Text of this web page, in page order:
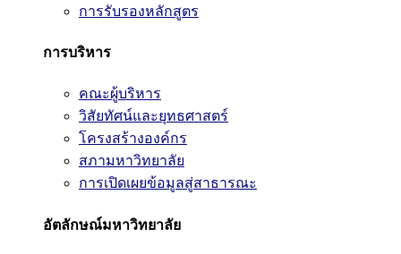
การรับรองหลักสูตร
การบริหาร
คณะผู้บริหาร
วิสัยทัศน์และยุทธศาสตร์
โครงสร้างองค์กร
สภามหาวิทยาลัย
การเปิดเผยข้อมูลสู่สาธารณะ
อัตลักษณ์มหาวิทยาลัย